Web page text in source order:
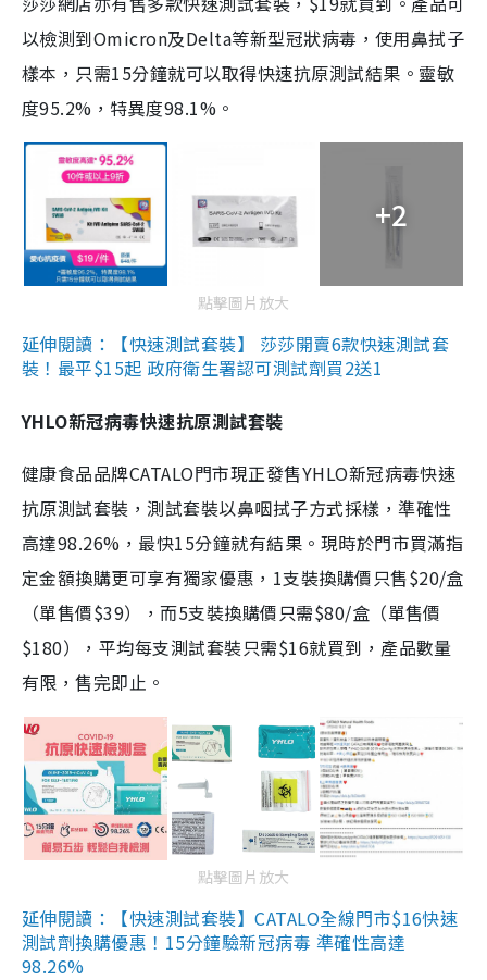
以檢測到Omicron及Delta等新型冠狀病毒，使用鼻拭子
樣本，只需15分鐘就可以取得快速抗原測試結果。靈敏
度95.2%，特異度98.1%。
+2
點擊圖片放大
延伸閱讀：【快速測試套裝】 莎莎開賣6款快速測試套
裝！最平$15起 政府衛生署認可測試劑買2送1
YHLO新冠病毒快速抗原測試套裝
健康食品品牌CATALO門市現正發售YHLO新冠病毒快速
抗原測試套裝，測試套裝以鼻咽拭子方式採樣，準確性
高達98.26%，最快15分鐘就有結果。現時於門市買滿指
定金額換購更可享有獨家優惠，1支裝換購價只售$20/盒
（單售價$39），而5支裝換購價只需$80/盒（單售價
$180），平均每支測試套裝只需$16就買到，產品數量
有限，售完即止。
點擊圖片放大
延伸閱讀：【快速測試套裝】CATALO全線門市$16快速
測試劑換購優惠！15分鐘驗新冠病毒 準確性高達
98.26%